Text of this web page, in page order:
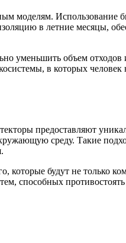
моделям. Использование
в летние месяцы,
уменьшить объем
в которых человек
предоставляют
среду. Такие
которые будут не только
способных